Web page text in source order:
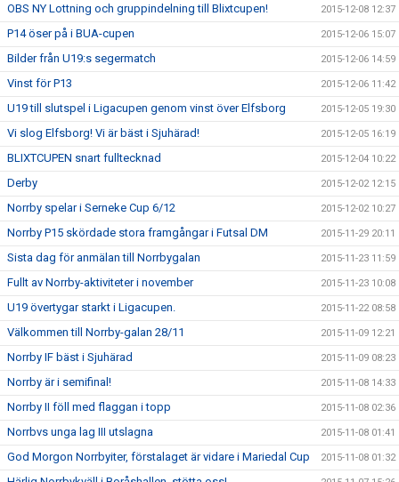
OBS NY Lottning och gruppindelning till Blixtcupen! 2015-12-08 12:37
P14 öser på i BUA-cupen 2015-12-06 15:07
Bilder från U19:s segermatch 2015-12-06 14:59
Vinst för P13 2015-12-06 11:42
U19 till slutspel i Ligacupen genom vinst över Elfsborg 2015-12-05 19:30
Vi slog Elfsborg! Vi är bäst i Sjuhärad! 2015-12-05 16:19
BLIXTCUPEN snart fulltecknad 2015-12-04 10:22
Derby 2015-12-02 12:15
Norrby spelar i Serneke Cup 6/12 2015-12-02 10:27
Norrby P15 skördade stora framgångar i Futsal DM 2015-11-29 20:11
Sista dag för anmälan till Norrbygalan 2015-11-23 11:59
Fullt av Norrby-aktiviteter i november 2015-11-23 10:08
U19 övertygar starkt i Ligacupen. 2015-11-22 08:58
Välkommen till Norrby-galan 28/11 2015-11-09 12:21
Norrby IF bäst i Sjuhärad 2015-11-09 08:23
Norrby är i semifinal! 2015-11-08 14:33
Norrby II föll med flaggan i topp 2015-11-08 02:36
Norrbvs unga lag III utslagna 2015-11-08 01:41
God Morgon Norrbyiter, förstalaget är vidare i Mariedal Cup 2015-11-08 01:32